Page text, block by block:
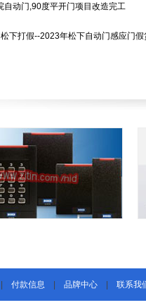
自动门,90度平开门项目改造完工
下打假--2023年松下自动门感应门假
付款信息 品牌中心 联系我